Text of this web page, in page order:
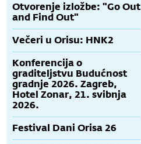
Otvorenje izložbe: "Go Out
and Find Out"
Večeri u Orisu: HNK2
Konferencija o
graditeljstvu Budućnost
gradnje 2026. Zagreb,
Hotel Zonar, 21. svibnja
2026.
Festival Dani Orisa 26